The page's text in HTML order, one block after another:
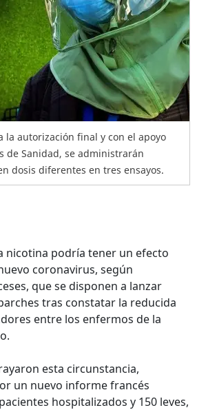
la autorización final y con el apoyo
de Sanidad, se administrarán
dosis diferentes en tres ensayos.
nicotina podría tener un efecto
coronavirus, según
que se disponen a lanzar
tras constatar la reducida
entre los enfermos de la
esta circunstancia,
un nuevo informe francés
hospitalizados y 150 leves,